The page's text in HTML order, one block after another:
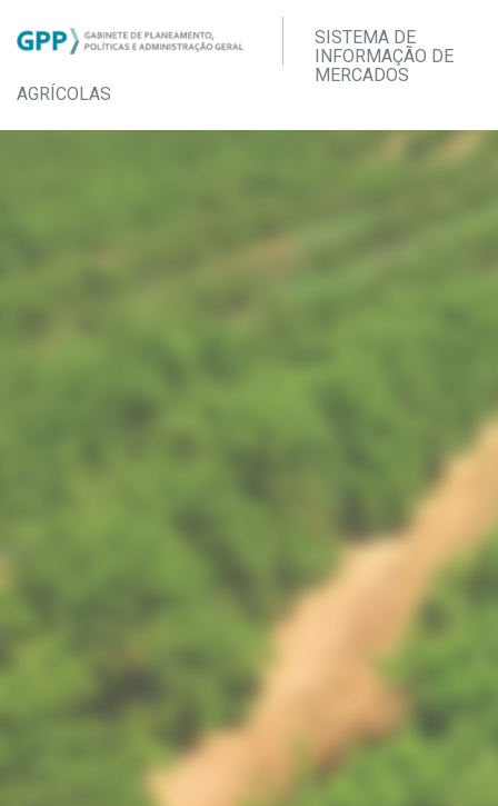
SISTEMA DE
INFORMAÇÃO DE
MERCADOS
AGRÍCOLAS